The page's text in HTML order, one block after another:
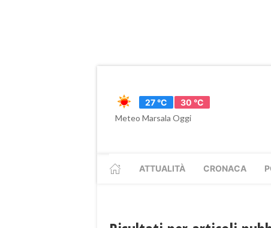
27 °C
30 °C
Meteo Marsala Oggi
ATTUALITÀ CRONACA